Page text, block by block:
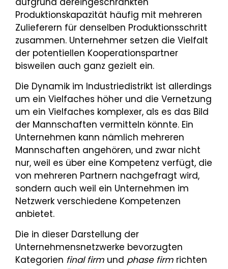
Produktionskapazität häufig mit mehreren
Zulieferern für denselben Produktionsschritt
zusammen. Unternehmer setzen die Vielfalt
der potentiellen Kooperationspartner
bisweilen auch ganz gezielt ein.
Die Dynamik im Industriedistrikt ist allerdings
um ein Vielfaches höher und die Vernetzung
um ein Vielfaches komplexer, als es das Bild
der Mannschaften vermitteln könnte. Ein
Unternehmen kann nämlich mehreren
Mannschaften angehören, und zwar nicht
nur, weil es über eine Kompetenz verfügt, die
von mehreren Partnern nachgefragt wird,
sondern auch weil ein Unternehmen im
Netzwerk verschiedene Kompetenzen
anbietet.
Die in dieser Darstellung der
Unternehmensnetzwerke bevorzugten
Kategorien final firm und phase firm richten